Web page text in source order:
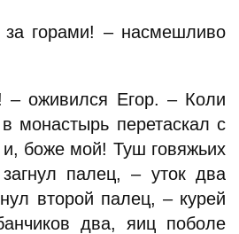
горами! – насмешливо
– оживился Егор. – Коли
монастырь перетаскал с
и, боже мой! Туш говяжьих
палец, – уток два
второй палец, – курей
два, яиц поболе